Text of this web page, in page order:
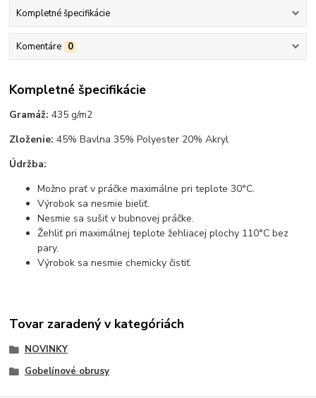
Kompletné špecifikácie
Komentáre 0
Kompletné špecifikácie
Gramáž: 435 g/m2
Zloženie: 45% Bavlna 35% Polyester 20% Akryl
Údržba:
Možno prať v práčke maximálne pri teplote 30°C.
Výrobok sa nesmie bieliť.
Nesmie sa sušiť v bubnovej práčke.
Žehliť pri maximálnej teplote žehliacej plochy 110°C bez
pary.
Výrobok sa nesmie chemicky čistiť.
Tovar zaradený v kategóriách
NOVINKY
Gobelínové obrusy